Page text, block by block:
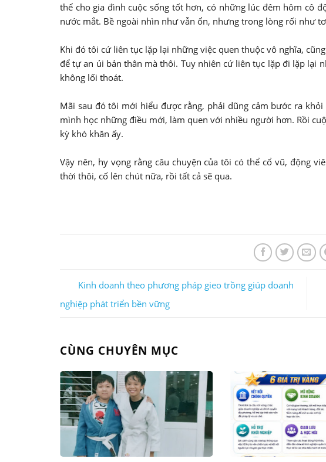
thể cho gia đình cuộc sống tốt hơn, có những lúc đêm hôm cô
nước mắt. Bề ngoài nhìn như vẫn ổn, nhưng trong lòng rối như
Khi đó tôi cứ liên tục lặp lại những việc quen thuộc vô nghĩa,
để tự an ủi bản thân mà thôi. Tuy nhiên cứ liên tục lặp đi lặp lại
không lối thoát.
Mãi sau đó tôi mới hiểu được rằng, phải dũng cảm bước ra
mình học những điều mới, làm quen với nhiều người hơn. Rồi
kỳ khó khăn ấy.
Vậy nên, hy vọng rằng câu chuyện của tôi có thể cổ vũ, động
thời thôi, cố lên chút nữa, rồi tất cả sẽ qua.
Kinh doanh theo phương pháp gieo trồng giúp doanh
nghiệp phát triển bền vững
CÙNG CHUYÊN MỤC